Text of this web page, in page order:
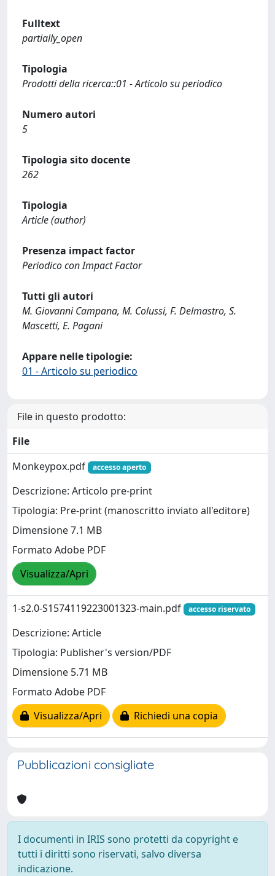
Fulltext
partially_open
Tipologia
Prodotti della ricerca::01 - Articolo su periodico
Numero autori
5
Tipologia sito docente
262
Tipologia
Article (author)
Presenza impact factor
Periodico con Impact Factor
Tutti gli autori
M. Giovanni Campana, M. Colussi, F. Delmastro, S.
Mascetti, E. Pagani
Appare nelle tipologie:
01 - Articolo su periodico
File in questo prodotto:
File
Monkeypox.pdf
accesso aperto
Descrizione: Articolo pre-print
Tipologia: Pre-print (manoscritto inviato all'editore)
Dimensione 7.1 MB
Formato Adobe PDF
Visualizza/Apri
1-s2.0-S1574119223001323-main.pdf accesso riservato
Descrizione: Article
Tipologia: Publisher's version/PDF
Dimensione 5.71 MB
Formato Adobe PDF
Visualizza/Apri
Richiedi una copia
Pubblicazioni consigliate
I documenti in IRIS sono protetti da copyright e
tutti i diritti sono riservati, salvo diversa
indicazione.